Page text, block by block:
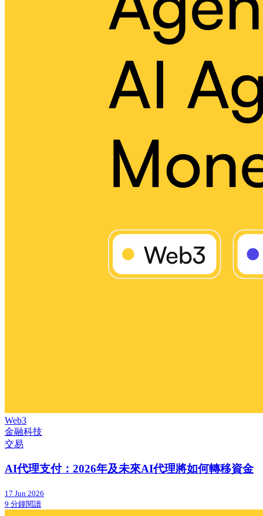
Web3
金融科技
交易
AI代理支付：2026年及未來AI代理將如何轉移資金
17 Jun 2026
9 分鐘閱讀